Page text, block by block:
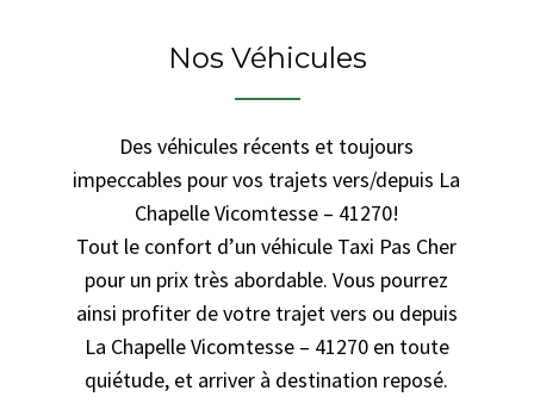
Nos Véhicules
Des véhicules récents et toujours
impeccables pour vos trajets vers/depuis La
Chapelle Vicomtesse – 41270!
Tout le confort d’un véhicule Taxi Pas Cher
pour un prix très abordable. Vous pourrez
ainsi profiter de votre trajet vers ou depuis
La Chapelle Vicomtesse – 41270 en toute
quiétude, et arriver à destination reposé.